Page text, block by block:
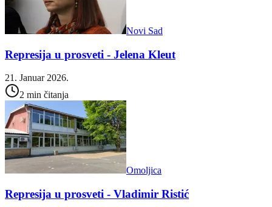
Novi Sad
Represija u prosveti - Jelena Kleut
21. Januar 2026.
2 min čitanja
Omoljica
Represija u prosveti - Vladimir Ristić